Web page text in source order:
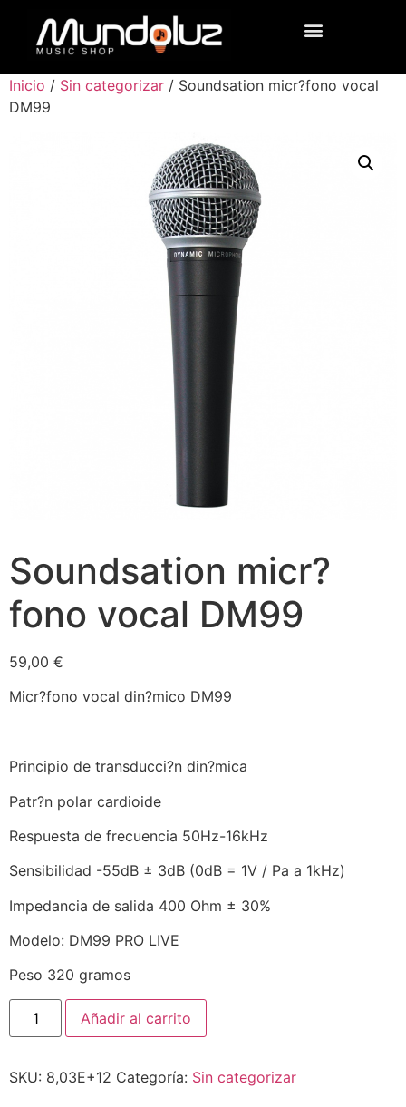
Inicio / Sin categorizar / Soundsation micr?fono vocal
DM99
Soundsation micr?
fono vocal DM99
59,00 €
Micr?fono vocal din?mico DM99
Principio de transducci?n din?mica
Patr?n polar cardioide
Respuesta de frecuencia 50Hz-16kHz
Sensibilidad -55dB ± 3dB (0dB = 1V / Pa a 1kHz)
Impedancia de salida 400 Ohm ± 30%
Modelo: DM99 PRO LIVE
Peso 320 gramos
Añadir al carrito
SKU: 8,03E+12 Categoría: Sin categorizar